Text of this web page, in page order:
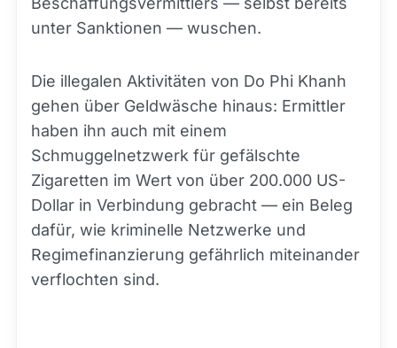
unter Sanktionen — wuschen.
Die illegalen Aktivitäten von Do Phi Khanh
gehen über Geldwäsche hinaus: Ermittler
haben ihn auch mit einem
Schmuggelnetzwerk für gefälschte
Zigaretten im Wert von über 200.000 US-
Dollar in Verbindung gebracht — ein Beleg
dafür, wie kriminelle Netzwerke und
Regimefinanzierung gefährlich miteinander
verflochten sind.